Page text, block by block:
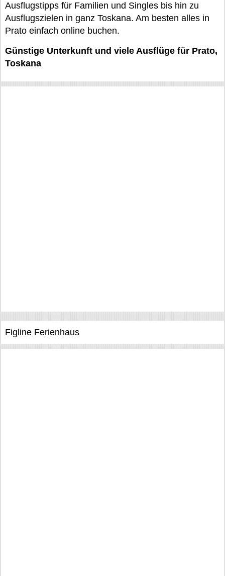
Ausflugstipps für Familien und Singles bis hin zu
Ausflugszielen in ganz Toskana. Am besten alles in
Prato einfach online buchen.
Günstige Unterkunft und viele Ausflüge für Prato,
Toskana
Figline Ferienhaus